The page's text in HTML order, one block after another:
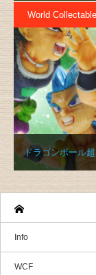
World
ドラゴンボール
Info
WCF